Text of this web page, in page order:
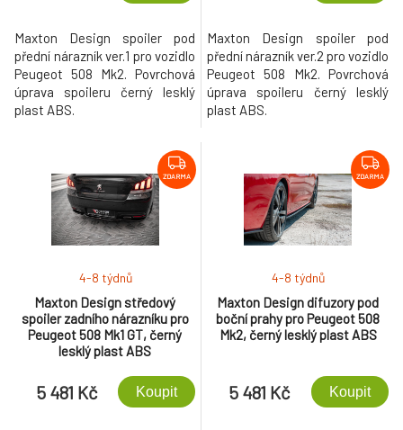
Maxton Design spoiler pod
přední nárazník ver.1 pro vozidlo
Peugeot 508 Mk2. Povrchová
úprava spoileru černý lesklý
plast ABS.
Maxton Design spoiler pod
přední nárazník ver.2 pro vozidlo
Peugeot 508 Mk2. Povrchová
úprava spoileru černý lesklý
plast ABS.
ZDARMA
Maxton Design středový
spoiler zadního nárazníku pro
Peugeot 508 Mk1 GT, černý
lesklý plast ABS
4-8 týdnů
5 481 Kč Koupit
ZDARMA
Maxton Design difuzory pod
boční prahy pro Peugeot 508
Mk2, černý lesklý plast ABS
4-8 týdnů
5 481 Kč Koupit